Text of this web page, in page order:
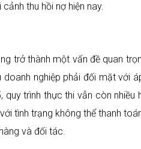
thu hồi nợ hiện nay.
trở thành một vấn đề quan
nghiệp phải đối mặt
trình thực thi vẫn còn
tình trạng không thể thanh
và đối tác.